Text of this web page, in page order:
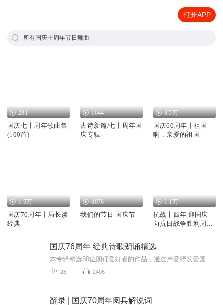
打开APP
所有国庆十周年节日舞曲
281
国庆七十周年歌曲集
(100首)
1644
古诗新篇/七十周年国
庆专辑
8.5万
国庆60周年丨祖国
啊，亲爱的祖国
1.5万
国庆70周年丨局长读
经典
8076
我们的节日-国庆节
1.1万
抗战十四年|迎国庆|
向抗日战争胜利周年
国庆76周年 经典诗歌朗诵精选
28 2406
翻录 | 国庆70周年阅兵解说词